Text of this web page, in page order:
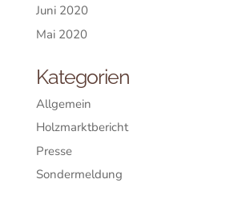
Juni 2020
Mai 2020
Kategorien
Allgemein
Holzmarktbericht
Presse
Sondermeldung